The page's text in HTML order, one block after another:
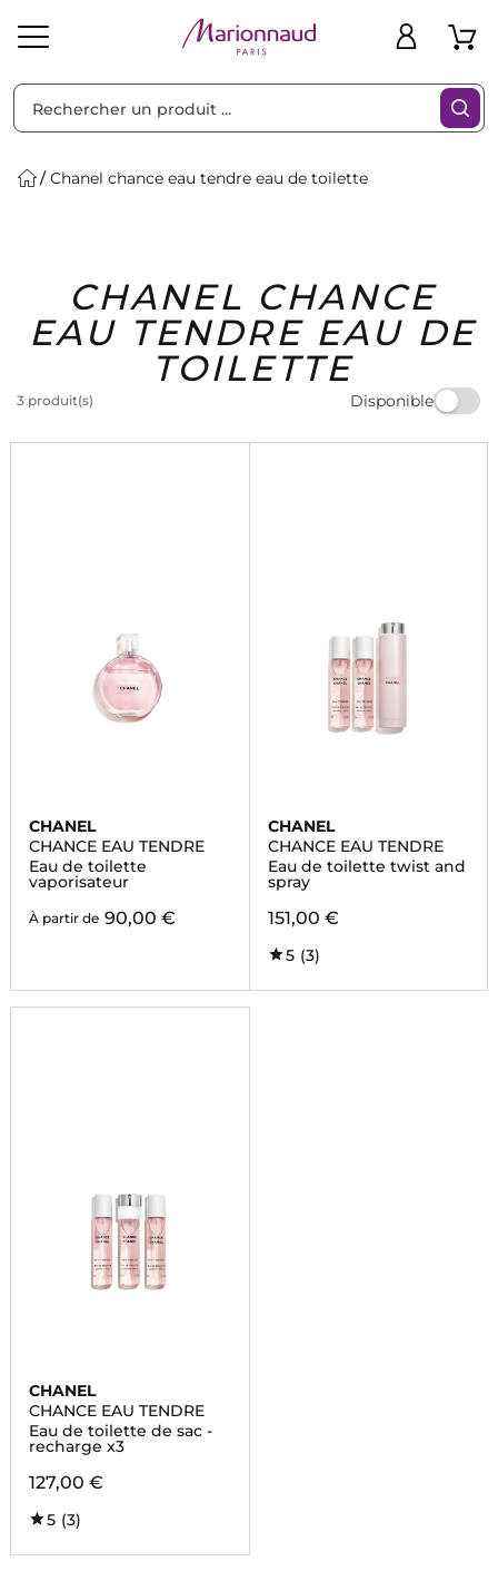
Solaire Homme Marques Idées
Cadeaux
Bons
Plans
Chanel chance eau tendre eau de toilette
CHANEL CHANCE
EAU TENDRE EAU DE
TOILETTE
3 produit(s) Disponible
Filtres
CHANEL
CHANCE EAU TENDRE
Eau de toilette
vaporisateur
À partir de 90,00 €
CHANEL
CHANCE EAU TENDRE
Eau de toilette twist and
spray
151,00 €
5 (3)
CHANEL
CHANCE EAU TENDRE
Eau de toilette de sac -
recharge x3
127,00 €
5 (3)